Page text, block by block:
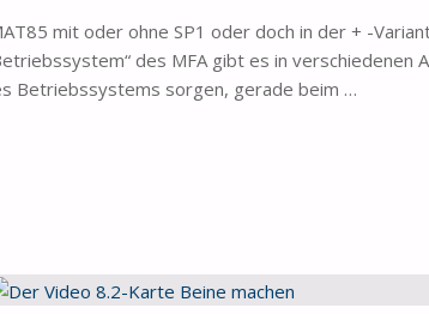
mit oder ohne SP1 oder doch in der + -
des MFA gibt es in verschiedenen
Betriebssystems sorgen, gerade beim …